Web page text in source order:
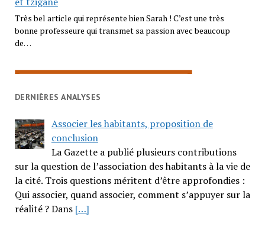
Très bel article qui représente bien Sarah ! C’est une très
bonne professeure qui transmet sa passion avec beaucoup
de…
DERNIÈRES ANALYSES
Associer les habitants, proposition de
conclusion
La Gazette a publié plusieurs contributions
sur la question de l’association des habitants à la vie de
la cité. Trois questions méritent d’être approfondies :
Qui associer, quand associer, comment s’appuyer sur la
réalité ? Dans […]